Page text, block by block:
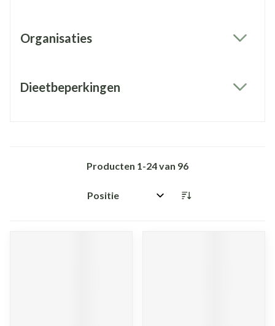
Organisaties
Dieetbeperkingen
Producten 1-24van 96
Sorteer op: